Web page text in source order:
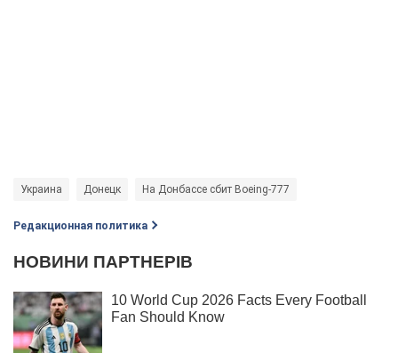
Украина Донецк На Донбассе сбит Boeing-777
Редакционная политика